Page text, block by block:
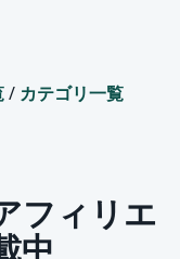
/ カテゴリ一覧
フィリエ
中